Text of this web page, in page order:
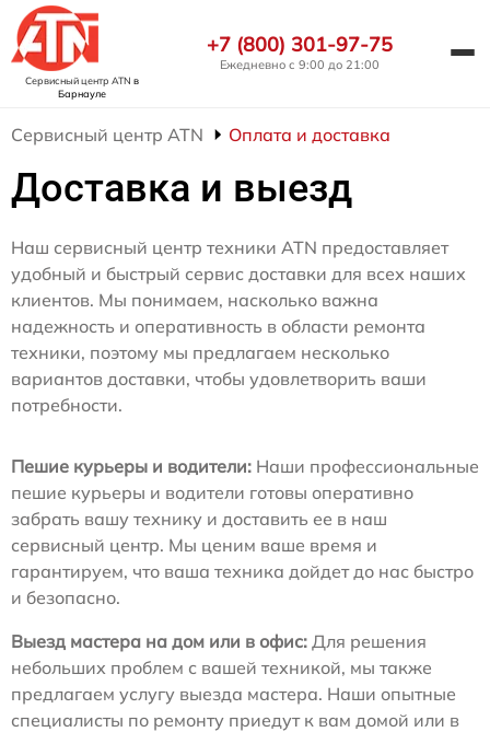
Сервисный центр ATN в
Барнауле
+7 (800) 301-97-75
Ежедневно с 9:00 до 21:00
Сервисный центр ATN Оплата и доставка
Доставка и выезд
Наш сервисный центр техники ATN предоставляет
удобный и быстрый сервис доставки для всех наших
клиентов. Мы понимаем, насколько важна
надежность и оперативность в области ремонта
техники, поэтому мы предлагаем несколько
вариантов доставки, чтобы удовлетворить ваши
потребности.
Пешие курьеры и водители: Наши профессиональные
пешие курьеры и водители готовы оперативно
забрать вашу технику и доставить ее в наш
сервисный центр. Мы ценим ваше время и
гарантируем, что ваша техника дойдет до нас быстро
и безопасно.
Выезд мастера на дом или в офис: Для решения
небольших проблем с вашей техникой, мы также
предлагаем услугу выезда мастера. Наши опытные
специалисты по ремонту приедут к вам домой или в